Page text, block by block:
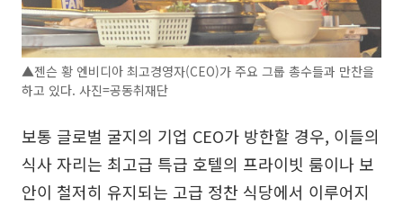
▲젠슨 황 엔비디아 최고경영자(CEO)가 주요 그룹 총수들과 만찬을
하고 있다. 사진=공동취재단
보통 글로벌 굴지의 기업 CEO가 방한할 경우, 이들의
식사 자리는 최고급 특급 호텔의 프라이빗 룸이나 보
안이 철저히 유지되는 고급 정찬 식당에서 이루어지